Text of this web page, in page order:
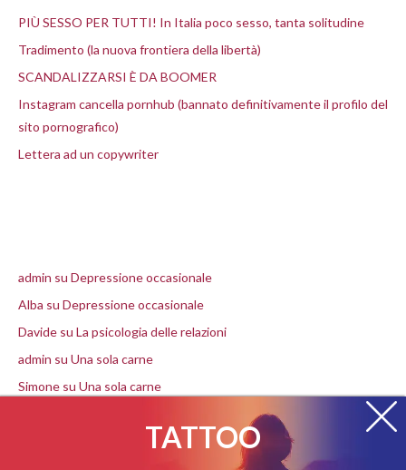
PIÙ SESSO PER TUTTI! In Italia poco sesso, tanta solitudine
Tradimento (la nuova frontiera della libertà)
SCANDALIZZARSI È DA BOOMER
Instagram cancella pornhub (bannato definitivamente il profilo del
sito pornografico)
Lettera ad un copywriter
admin su Depressione occasionale
Alba su Depressione occasionale
Davide su La psicologia delle relazioni
admin su Una sola carne
Simone su Una sola carne
TATTOO